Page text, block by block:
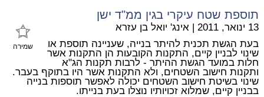
תוספת שטח עיקרי בגין ממ"ד ישן
שמירה
13 ינואר, 2011 | אינג' יואל בן עזרא
בעת הגשת תכנית להיתר בנייה, שעניינה תוספת או
שינוי לבניין קיים, התקנות הקובעות הן התקנות אשר
חלות במועד הגשת ההיתר - לרבות תקנות הג"א
ותקנות חישוב השטחים, ולא התקנות אשר היו בתוקף בעבר.
שינוי בשיטת חישוב השטחים יכולה לאפשר תוספות בנייה
בבניין קיים, שמלוא זכויותיו נוצלו בעת בנייתו.